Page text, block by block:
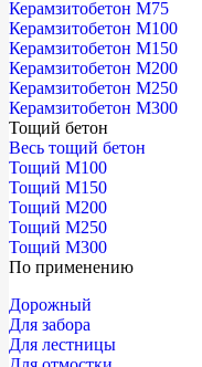
Керамзитобетон М75
Керамзитобетон М100
Керамзитобетон М150
Керамзитобетон М200
Керамзитобетон М250
Керамзитобетон М300
Тощий бетон
Весь тощий бетон
Тощий М100
Тощий М150
Тощий М200
Тощий М250
Тощий М300
По применению
Дорожный
Для забора
Для лестницы